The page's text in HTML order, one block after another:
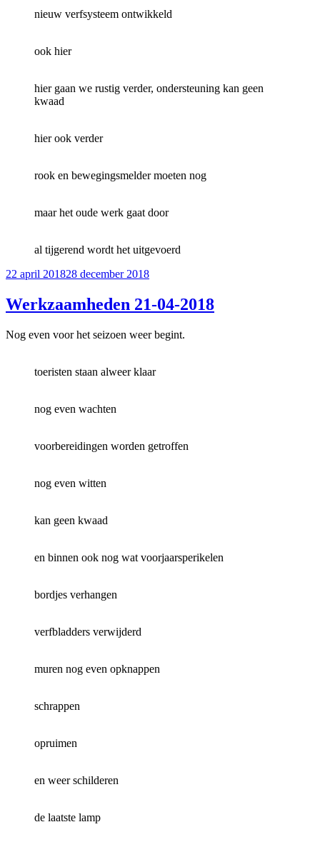
nieuw verfsysteem ontwikkeld
ook hier
hier gaan we rustig verder, ondersteuning kan geen
kwaad
hier ook verder
rook en bewegingsmelder moeten nog
maar het oude werk gaat door
al tijgerend wordt het uitgevoerd
Geplaatst
22 april 201828 december 2018
Werkzaamheden 21-04-2018
Nog even voor het seizoen weer begint.
toeristen staan alweer klaar
nog even wachten
voorbereidingen worden getroffen
nog even witten
kan geen kwaad
en binnen ook nog wat voorjaarsperikelen
bordjes verhangen
verfbladders verwijderd
muren nog even opknappen
schrappen
opruimen
en weer schilderen
de laatste lamp